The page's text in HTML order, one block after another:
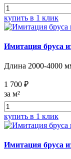
купить в 1 клик
Имитация бруса
Длина 2000-4000
1 700 ₽
за м²
купить в 1 клик
Имитация бруса